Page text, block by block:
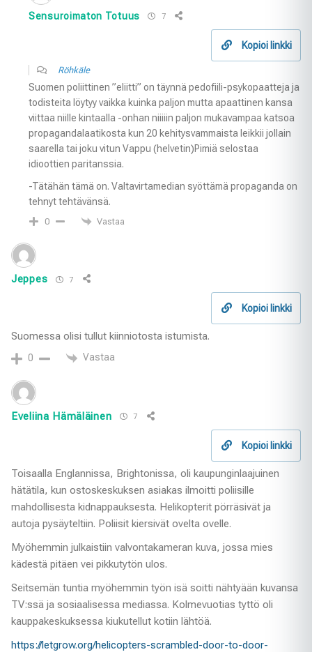
Sensuroimaton Totuus 7
Kopioi linkki
Röhkäle
Suomen poliittinen ”eliitti” on täynnä pedofiili-psykopaatteja ja
todisteita löytyy vaikka kuinka paljon mutta apaattinen kansa
viittaa niille kintaalla -onhan niiiiin paljon mukavampaa katsoa
propagandalaatikosta kun 20 kehitysvammaista leikkii jollain
saarella tai joku vitun Vappu (helvetin)Pimiä selostaa
idioottien paritanssia.
-Tätähän tämä on. Valtavirtamedian syöttämä propaganda on
tehnyt tehtävänsä.
0 Vastaa
Jeppes 7
Kopioi linkki
Suomessa olisi tullut kiinniotosta istumista.
0 Vastaa
Eveliina Hämäläinen 7
Kopioi linkki
Toisaalla Englannissa, Brightonissa, oli kaupunginlaajuinen
hätätila, kun ostoskeskuksen asiakas ilmoitti poliisille
mahdollisesta kidnappauksesta. Helikopterit pörräsivät ja
autoja pysäyteltiin. Poliisit kiersivät ovelta ovelle.
Myöhemmin julkaistiin valvontakameran kuva, jossa mies
kädestä pitäen vei pikkutytön ulos.
Seitsemän tuntia myöhemmin työn isä soitti nähtyään kuvansa
TV:ssä ja sosiaalisessa mediassa. Kolmevuotias tyttö oli
kauppakeskuksessa kiukutellut kotiin lähtöä.
https://letgrow.org/helicopters-scrambled-door-to-door-